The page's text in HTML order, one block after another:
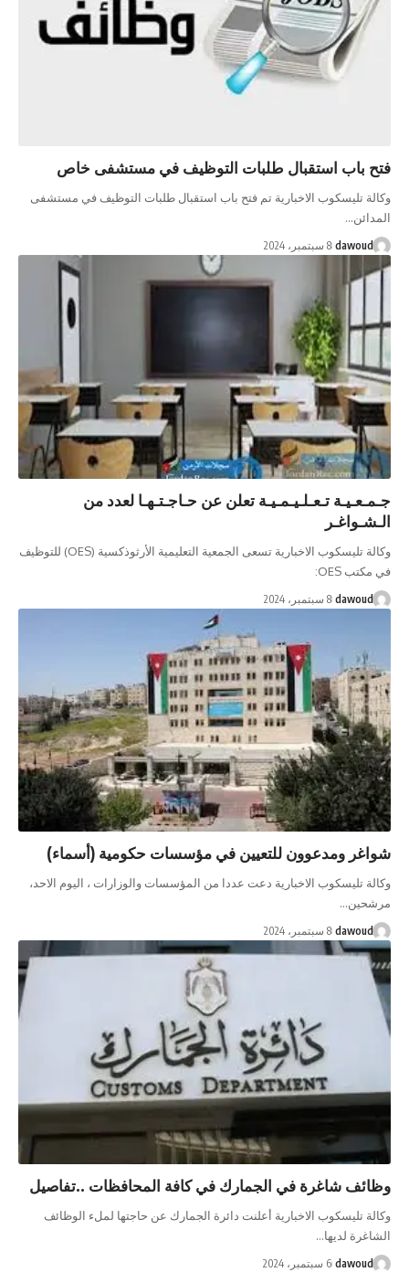
فتح باب استقبال طلبات التوظيف في مستشفى خاص
وكالة تليسكوب الاخبارية تم فتح باب استقبال طلبات التوظيف في مستشفى
المدائن…
dawoud 8 سبتمبر، 2024
جـمـعـيـة تـعـلـيـمـيـة تعلن عن حـاجـتـهـا لعدد من
الـشـواغـر
وكالة تليسكوب الاخبارية تسعى الجمعية التعليمية الأرثوذكسية (OES) للتوظيف
في مكتب OES:
dawoud 8 سبتمبر، 2024
شواغر ومدعوون للتعيين في مؤسسات حكومية (أسماء)
وكالة تليسكوب الاخبارية دعت عددا من المؤسسات والوزارات ، اليوم الاحد،
مرشحين…
dawoud 8 سبتمبر، 2024
وظائف شاغرة في الجمارك في كافة المحافظات ..تفاصيل
وكالة تليسكوب الاخبارية أعلنت دائرة الجمارك عن حاجتها لملء الوظائف
الشاغرة لديها…
dawoud 6 سبتمبر، 2024